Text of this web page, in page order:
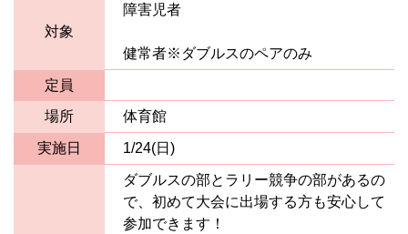
対象
障害児者
健常者※ダブルスのペアのみ
定員
場所
体育館
実施日 1/24(日)
ダブルスの部とラリー競争の部があるの
で、初めて大会に出場する方も安心して
参加できます！